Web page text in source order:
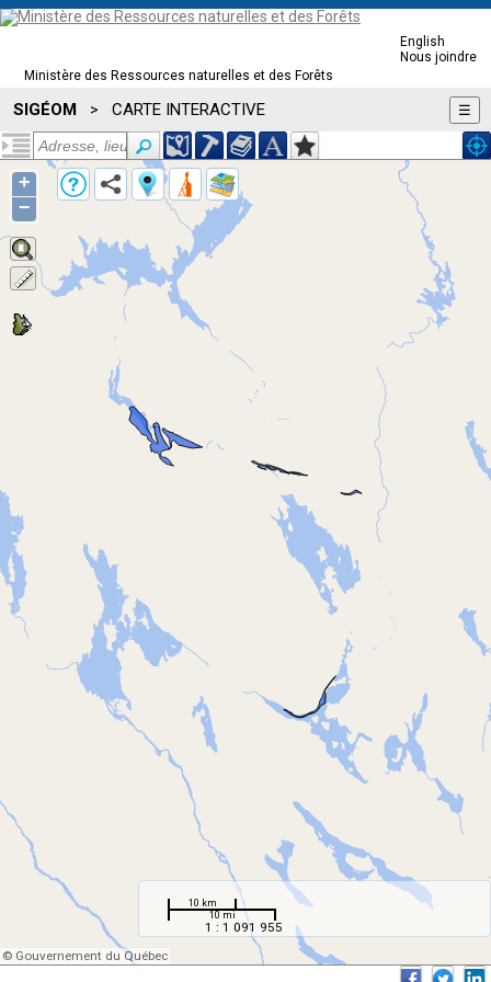
Ministère des Ressources naturelles et des Forêts
English
Nous joindre
SIGÉOM > CARTE INTERACTIVE ☰
10 km
10 mi
1 : 1 091 955
© Gouvernement du Québec
+
−